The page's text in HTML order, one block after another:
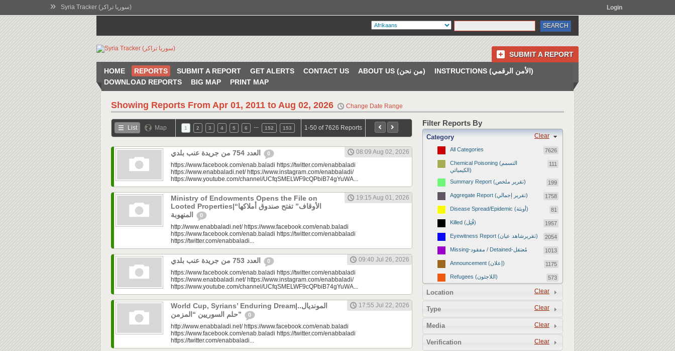
» Syria Tracker (سوريا تراكر) Login
SUBMIT A REPORT
HOME REPORTS SUBMIT A REPORT GET ALERTS CONTACT US ABOUT US (من نحن)
INSTRUCTIONS (الأمن الرقمي)
DOWNLOAD REPORTS
BIG MAP PRINT MAP
Showing Reports From Apr 01, 2011 to Aug 02, 2026 Change Date Range
List Map 1 2 3 4 5 6 152 153 1-50 of 7626 Reports
0
08:09 Aug 02, 2026
https://www.facebook.com/enab.baladi https://twitter.com/enabbaladi
https://www.enabbaladi.net/ https://www.instagram.com/enabbaladi/
https://www.youtube.com/channel/UCfqSMELWF9cQPbiB74gYuWA...
Ministry of Endowments Opens the File on
Looted Properties|“الأوقاف” تفتح صندوق أملاكها
0
19:15 Aug 01, 2026
http://www.enabbaladi.net/ https://www.facebook.com/enab.baladi
https://www.facebook.com/enab.baladi https://twitter.com/enabbaladi
https://twitter.com/enabbaladi...
0
09:40 Jul 26, 2026
https://www.facebook.com/enab.baladi https://twitter.com/enabbaladi
https://www.enabbaladi.net/ https://www.instagram.com/enabbaladi/
https://www.youtube.com/channel/UCfqSMELWF9cQPbiB74gYuWA...
World Cup, Syrians’ Enduring Dream|المونديال..
حلم السوريين “المزمن”
0
17:55 Jul 22, 2026
http://www.enabbaladi.net/ https://www.facebook.com/enab.baladi
https://www.facebook.com/enab.baladi https://twitter.com/enabbaladi
https://twitter.com/enabbaladi...
Filter Reports By
Clear
Category
All Categories 7626
Chemical Poisoning (التسمم
الكيميائي)
111
Summary Report (تقرير ملخص) 199
Aggregate Report (تقرير إجمالي) 1758
Disease Spread/Epidemic (أوبئة) 81
Killed (قُتِل) 1957
Eyewitness Report (تقريرشاهد عيان) 2054
Missing-مفقود / Detained-مُعتقل 1013
Announcement (إعلان) 1175
Refugees (اللاجئون) 573
1672
Revenge Killings (القتل بدافع الانتقام) 11
2
Clear
Location
Clear
Type
Clear
Media
Clear
Verification